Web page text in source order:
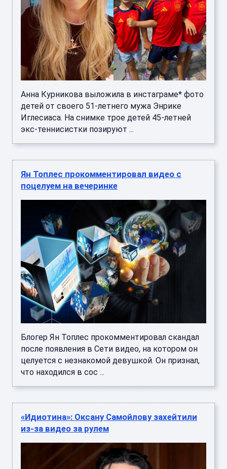
Анна Курникова выложила в инстаграме* фото
детей от своего 51-летнего мужа Энрике
Иглесиаса. На снимке трое детей 45-летней
экс-теннисистки позируют ...
Ян Топлес прокомментировал видео с
поцелуем на вечеринке
Блогер Ян Топлес прокомментировал скандал
после появления в Сети видео, на котором он
целуется с незнакомой девушкой. Он признал,
что находился в сос ...
«Идиотина»: Оксану Самойлову захейтили
из-за видео за рулем